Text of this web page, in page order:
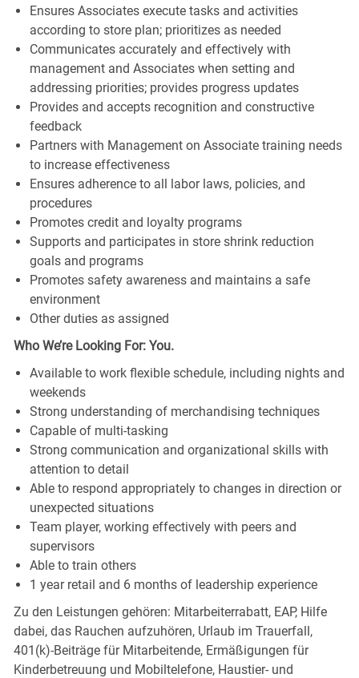
Ensures Associates execute tasks and activities
according to store plan; prioritizes as needed
Communicates accurately and effectively with
management and Associates when setting and
addressing priorities; provides progress updates
Provides and accepts recognition and constructive
feedback
Partners with Management on Associate training needs
to increase effectiveness
Ensures adherence to all labor laws, policies, and
procedures
Promotes credit and loyalty programs
Supports and participates in store shrink reduction
goals and programs
Promotes safety awareness and maintains a safe
environment
Other duties as assigned
Who We’re Looking For: You.
Available to work flexible schedule, including nights and
weekends
Strong understanding of merchandising techniques
Capable of multi-tasking
Strong communication and organizational skills with
attention to detail
Able to respond appropriately to changes in direction or
unexpected situations
Team player, working effectively with peers and
supervisors
Able to train others
1 year retail and 6 months of leadership experience
Zu den Leistungen gehören: Mitarbeiterrabatt, EAP, Hilfe
dabei, das Rauchen aufzuhören, Urlaub im Trauerfall,
401(k)-Beiträge für Mitarbeitende, Ermäßigungen für
Kinderbetreuung und Mobiltelefone, Haustier- und